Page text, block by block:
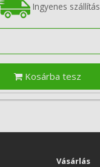
Ingyenes szállítás
Kosárba tesz
Vásárlás